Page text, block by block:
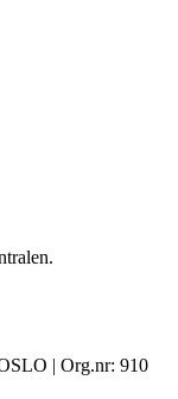
| Org.nr: 910